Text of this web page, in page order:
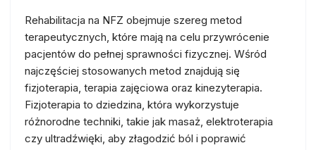
Rehabilitacja na NFZ obejmuje szereg metod
terapeutycznych, które mają na celu przywrócenie
pacjentów do pełnej sprawności fizycznej. Wśród
najczęściej stosowanych metod znajdują się
fizjoterapia, terapia zajęciowa oraz kinezyterapia.
Fizjoterapia to dziedzina, która wykorzystuje
różnorodne techniki, takie jak masaż, elektroterapia
czy ultradźwięki, aby złagodzić ból i poprawić